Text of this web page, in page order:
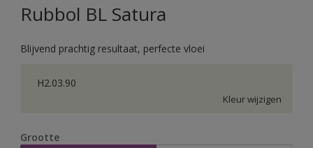
Rubbol BL Satura
Blijvend prachtig resultaat, perfecte vloei
H2.03.90
Kleur wijzigen
Grootte